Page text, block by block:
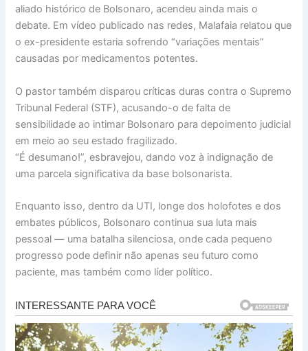
aliado histórico de Bolsonaro, acendeu ainda mais o
debate. Em vídeo publicado nas redes, Malafaia relatou que
o ex-presidente estaria sofrendo “variações mentais”
causadas por medicamentos potentes.
O pastor também disparou críticas duras contra o Supremo
Tribunal Federal (STF), acusando-o de falta de
sensibilidade ao intimar Bolsonaro para depoimento judicial
em meio ao seu estado fragilizado.
“É desumano!”, esbravejou, dando voz à indignação de
uma parcela significativa da base bolsonarista.
Enquanto isso, dentro da UTI, longe dos holofotes e dos
embates públicos, Bolsonaro continua sua luta mais
pessoal — uma batalha silenciosa, onde cada pequeno
progresso pode definir não apenas seu futuro como
paciente, mas também como líder político.